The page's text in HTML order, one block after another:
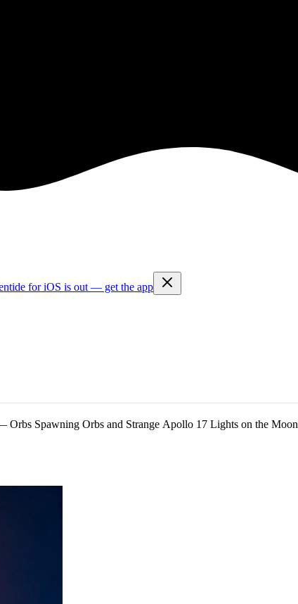
for iOS is out — get the app
Orbs Spawning Orbs and Strange Apollo 17 Lights on the Moon